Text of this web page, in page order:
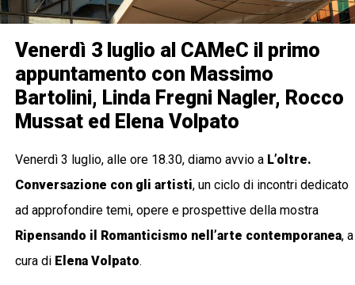
Venerdì 3 luglio al CAMeC il primo
appuntamento con Massimo
Bartolini, Linda Fregni Nagler, Rocco
Mussat ed Elena Volpato
Venerdì 3 luglio, alle ore 18.30, diamo avvio a L’oltre.
Conversazione con gli artisti, un ciclo di incontri dedicato
ad approfondire temi, opere e prospettive della mostra
Ripensando il Romanticismo nell’arte contemporanea, a
cura di Elena Volpato.